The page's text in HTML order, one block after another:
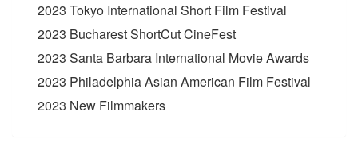
2023 Tokyo International Short Film Festival
2023 Bucharest ShortCut CineFest
2023 Santa Barbara International Movie Awards
2023 Philadelphia Asian American Film Festival
2023 New Filmmakers